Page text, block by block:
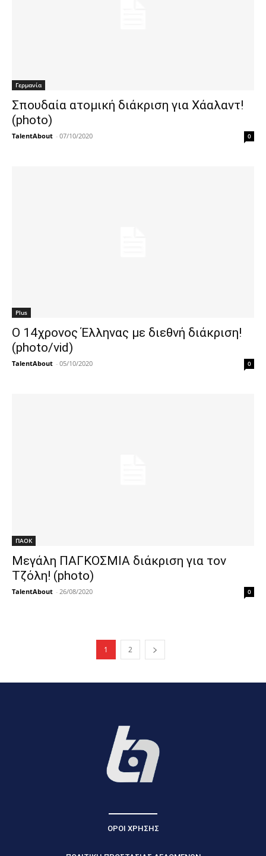
Γερμανία
Σπουδαία ατομική διάκριση για Χάαλαντ!
(photo)
TalentAbout - 07/10/2020 0
Plus
Ο 14χρονος Έλληνας με διεθνή διάκριση!
(photo/vid)
TalentAbout - 05/10/2020 0
ΠΑΟΚ
Μεγάλη ΠΑΓΚΟΣΜΙΑ διάκριση για τον
Τζόλη! (photo)
TalentAbout - 26/08/2020 0
1 2
ΟΡΟΙ ΧΡΗΣΗΣ